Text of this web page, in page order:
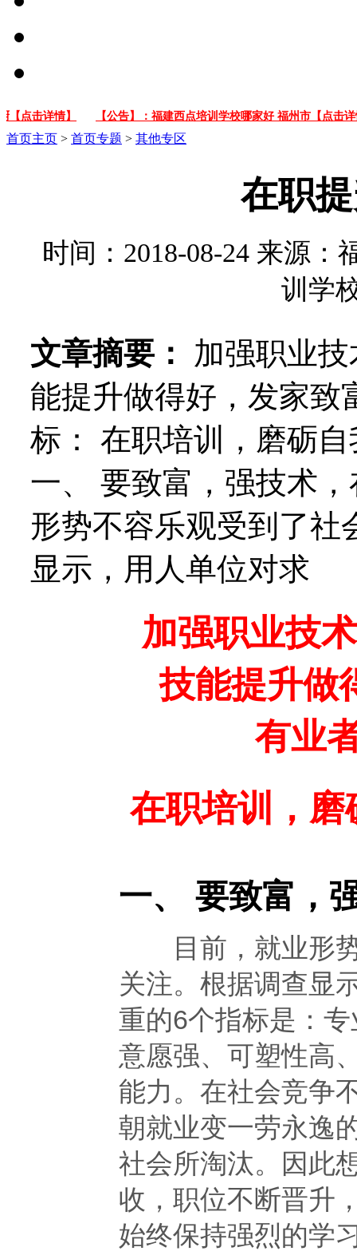
详情】 【公告】：福建西点培训学校哪家好 福州市【点击详情】
首页主页 > 首页专题 > 其他专区
在职
时间：2018-08-24 来源
训学
文章摘要：
加强职业
能提升做得好，发家致
标： 在职培训，磨砺
一、 要致富，强技术
形势不容乐观受到了社
显示，用人单位对求
加强职业技
技能提升做
有业
在职培训，磨
一、 要致富，
目前，就业形势
关注。根据调查显
重的6个指标是：
意愿强、可塑性高
能力。在社会竞争
朝就业变一劳永逸
社会所淘汰。因此
收，职位不断晋升
始终保持强烈的学